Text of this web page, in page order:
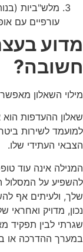
מלש"ביות
עורפיים עם
מדוע
חשובה?
מילוי השאלון
שאלון ההעדפות
למועמד לשירות
הצבאי העתידי שלו.
המנילה אינה עוד
להשפיע על המסלול
שלך, ולעיתים אף
נכון, מדויק
שגרתי לבין תפקיד
במערך ההדרכה או